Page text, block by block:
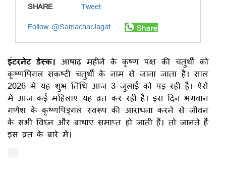
SHARE
Tweet
Follow @SamacharJagat
इंटरनेट डेस्क। आषाढ़ महीने के कृष्ण पक्ष की चतुर्थी को
कृष्णपिंगल संकष्टी चतुर्थी के नाम से जाना जाता है। साल
2026 में यह शुभ तिथि आज 3 जुलाई को पड़ रही है। ऐसे
में आज कई महिलाएं यह व्रत कर रही है। इस दिन भगवान
गणेश के कृष्णपिङ्गल स्वरूप की आराधना करने से जीवन
के सभी विघ्न और बाधाएं समाप्त हो जाती हैं। तो जानते हैं
इस व्रत के बारे में।